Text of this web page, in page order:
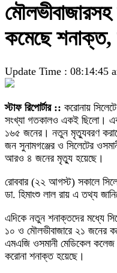
কমেছে
Update Time : 08:14:45
স্টাফ রিপোর্টার :: করোনায়
সংখ্যা গতকালও একই ছিলো।
১৬৫ জনের। নতুন মৃত্যুবরণ
জন সুনামগঞ্জের ও সিলেটের
আরও ৪ জনের মৃত্যু হয়েছে।
রোববার (২২ আগস্ট) সকালে
ডা. হিমাংশু লাল রায় এ তথ্য
এদিকে নতুন শনাক্তদের মধ্যে
১০ ও মৌলভীবাজারে ২১ জনের
এমএজি ওসমানী মেডিকেল কলেজ
করোনা শনাক্ত হয়েছে।